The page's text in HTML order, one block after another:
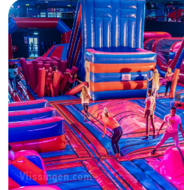
Mantelingen
Zoutelande
-
Nature
Walcherse
bos
-
Dishoek
-
Vlissingen
-
Middelburg
Zeeuws-
Vlaanderen
-